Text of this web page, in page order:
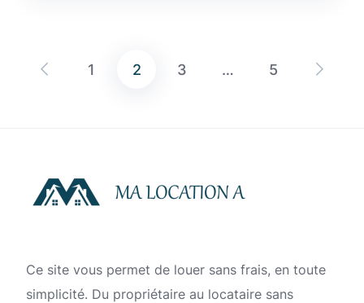
Pagination
1 2 3 … 5
Ce site vous permet de louer sans frais, en toute
simplicité. Du propriétaire au locataire sans